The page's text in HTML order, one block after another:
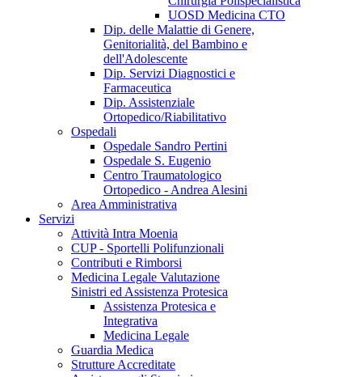
UOSD Medicina CTO
Dip. delle Malattie di Genere,
Genitorialità, del Bambino e
dell'Adolescente
Dip. Servizi Diagnostici e
Farmaceutica
Dip. Assistenziale
Ortopedico/Riabilitativo
Ospedali
Ospedale Sandro Pertini
Ospedale S. Eugenio
Centro Traumatologico
Ortopedico - Andrea Alesini
Area Amministrativa
Servizi
Attività Intra Moenia
CUP - Sportelli Polifunzionali
Contributi e Rimborsi
Medicina Legale Valutazione
Sinistri ed Assistenza Protesica
Assistenza Protesica e
Integrativa
Medicina Legale
Guardia Medica
Strutture Accreditate